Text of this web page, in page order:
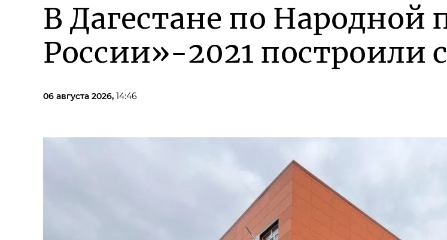
В Дагестане по
России»-2021 построили
06 августа 2026, 14:46